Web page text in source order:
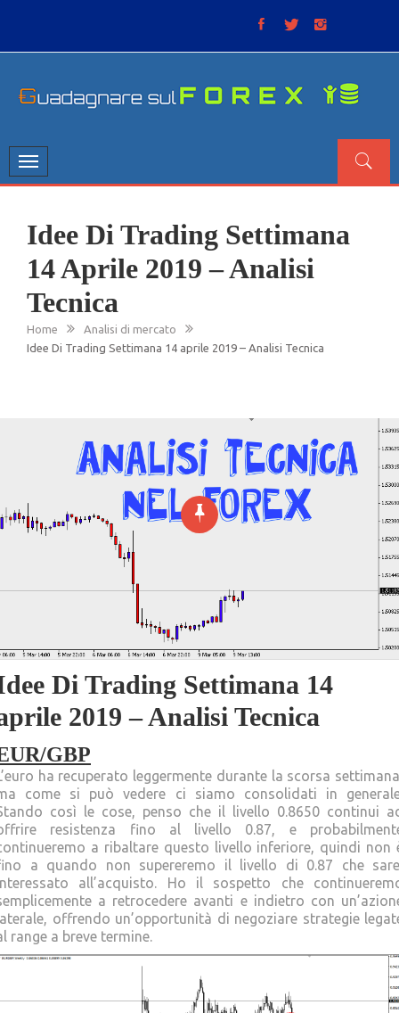
Toggle
navigation
Idee Di Trading Settimana
14 Aprile 2019 – Analisi
Tecnica
Home
Analisi di mercato
Idee Di Trading Settimana 14 aprile 2019 – Analisi Tecnica
Di Trading Settimana 14
2019 – Analisi Tecnica
GBP
ha recuperato leggermente durante la scorsa
come si può vedere ci siamo consolidati in
così le cose, penso che il livello 0.8650 continui
resistenza fino al livello 0.87, e
a ribaltare questo livello inferiore, quindi non
a quando non supereremo il livello di 0.87 che
all’acquisto. Ho il sospetto che
a retrocedere avanti e indietro con
offrendo un’opportunità di negoziare strategie
range a breve termine.